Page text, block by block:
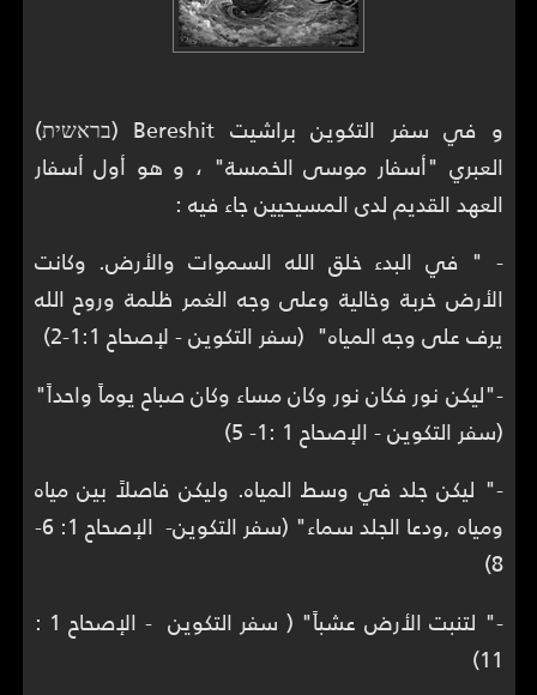
و في سفر التكوين براشيت Bereshit (בראשית)
العبري "أسفار موسى الخمسة" ، و هو أول أسفار
العهد القديم لدى المسيحيين جاء فيه :
- " في البدء خلق الله السموات والأرض. وكانت
الأرض خربة وخالية وعلى وجه الغمر ظلمة وروح الله
يرف على وجه المياه" (سفر التكوين - لإصحاح 1:1-2)
-"ليكن نور فكان نور وكان مساء وكان صباح يوماً واحداً"
(سفر التكوين - الإصحاح 1 :1- 5)
-" ليكن جلد في وسط المياه. وليكن فاصلاً بين مياه
ومياه ,ودعا الجلد سماء" (سفر التكوين- الإصحاح 1: 6-
8)
-" لتنبت الأرض عشباً" ( سفر التكوين - الإصحاح 1 :
11)